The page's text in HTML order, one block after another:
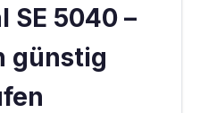
SE 5040 –
günstig